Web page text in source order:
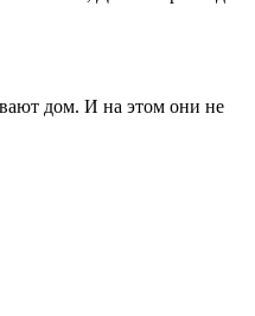
дом. И на этом они не